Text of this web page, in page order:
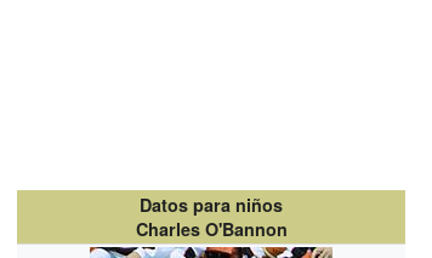
Datos para niños
Charles O'Bannon